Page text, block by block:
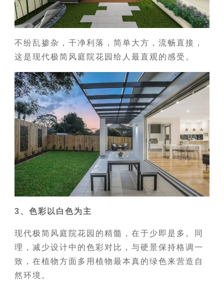
不纷乱掺杂，干净利落，简单大方，流畅直接，
这是现代极简风庭院花园给人最直观的感受。
3、色彩以白色为主
现代极简风庭院花园的精髓，在于少即是多。同
理，减少设计中的色彩对比，与硬景保持格调一
致，在植物方面多用植物最本真的绿色来营造自
然环境。